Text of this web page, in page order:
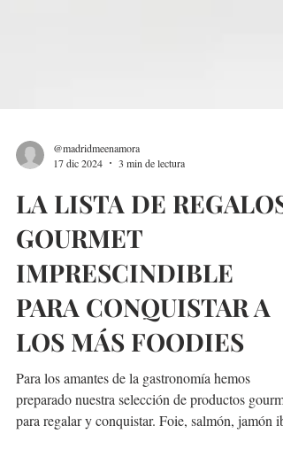
17 dic 2024
3 min de lectura
LA LISTA DE REGALOS
GOURMET
IMPRESCINDIBLE
PARA CONQUISTAR A
LOS MÁS FOODIES
Para los amantes de la gastronomía hemos